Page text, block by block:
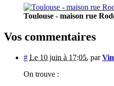
Toulouse - maison rue
Vos commentaires
# Le 10 juin à 17:05, par
On trouve :